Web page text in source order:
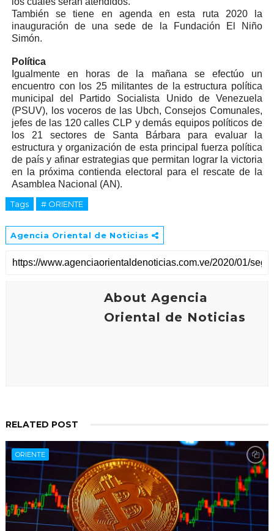
También se tiene en agenda en esta ruta 2020 la
inauguración de una sede de la Fundación El Niño
Simón.
Política
Igualmente en horas de la mañana se efectúo un
encuentro con los 25 militantes de la estructura política
municipal del Partido Socialista Unido de Venezuela
(PSUV), los voceros de las Ubch, Consejos Comunales,
jefes de las 120 calles CLP y demás equipos políticos de
los 21 sectores de Santa Bárbara para evaluar la
estructura y organización de esta principal fuerza política
de país y afinar estrategias que permitan lograr la victoria
en la próxima contienda electoral para el rescate de la
Asamblea Nacional (AN).
Tags # ORIENTE
Agencia Oriental de Noticias
About Agencia
Oriental de Noticias
RELATED POST
ORIENTE